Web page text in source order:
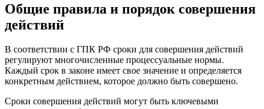
Общие правила и порядок совершения
действий
В соответствии с ГПК РФ сроки для совершения действий
регулируют многочисленные процессуальные нормы.
Каждый срок в законе имеет свое значение и определяется
конкретным действием, которое должно быть совершено.
Сроки совершения действий могут быть ключевыми